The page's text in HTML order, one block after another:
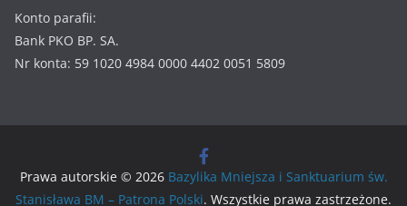
Konto parafii:
Bank PKO BP. SA.
Nr konta: 59 1020 4984 0000 4402 0051 5809
Prawa autorskie © 2026 Bazylika Mniejsza i Sanktuarium św.
Stanisława BM – Patrona Polski. Wszystkie prawa zastrzeżone.